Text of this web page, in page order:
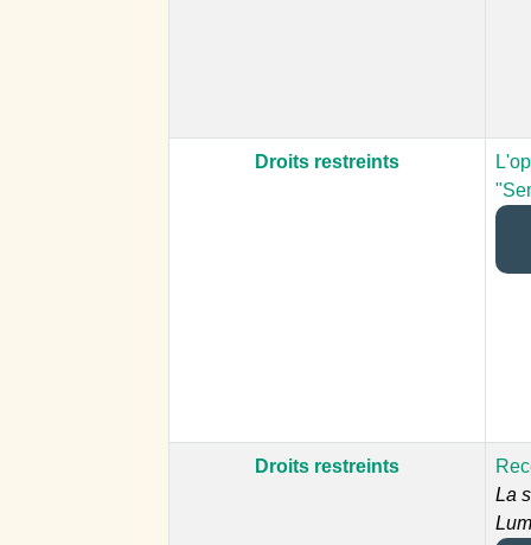
Droits restreints
Droits restreints
La